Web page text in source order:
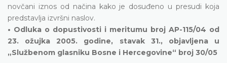
novčani iznos od načina kako je dosuđeno u presudi koja
predstavlja izvršni naslov.
• Odluka o dopustivosti i meritumu broj AP-115/04 od
23. ožujka 2005. godine, stavak 31., objavljena u
„Službenom glasniku Bosne i Hercegovine“ broj 30/05